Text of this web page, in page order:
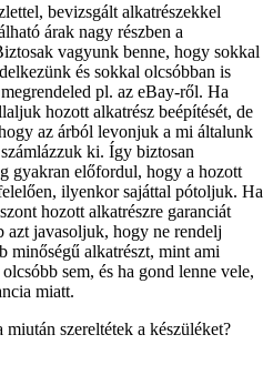
bevizsgált alkatrészekkel
árak nagy részben a
vagyunk benne, hogy sokkal
és sokkal olcsóbban is
pl. az eBay-ről. Ha
hozott alkatrész beépítését, de
az árból levonjuk a mi általunk
ki. Így biztosan
gyakran előfordul, hogy a hozott
ilyenkor sajáttal pótoljuk. Ha
hozott alkatrészre garanciát
javasoljuk, hogy ne rendelj
minőségű alkatrészt, mint ami
sem, és ha gond lenne vele,
miatt.
szereltétek a készüléket?